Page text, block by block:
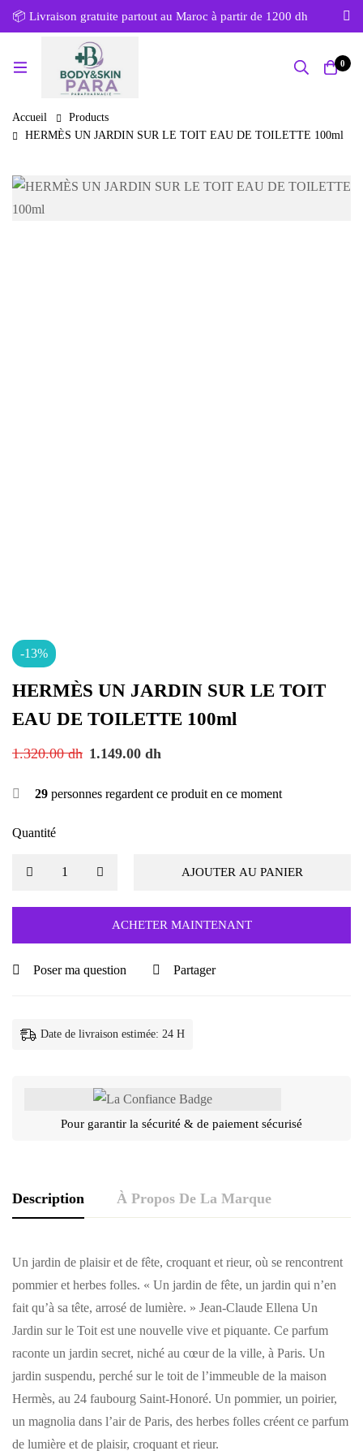
📦 Livraison gratuite partout au Maroc à partir de 1200 dh
0
Accueil
Products
HERMÈS UN JARDIN SUR LE TOIT EAU DE TOILETTE 100ml
-13%
HERMÈS UN JARDIN SUR LE TOIT
EAU DE TOILETTE 100ml
1.320.00dh 1.149.00 dh
29 personnes regardent ce produit en ce moment
Quantité
AJOUTER AU PANIER
ACHETER MAINTENANT
Poser ma question Partager
Date de livraison estimée: 24 H
Pour garantir la sécurité & de paiement sécurisé
Description À Propos De La Marque
Un jardin de plaisir et de fête, croquant et rieur, où se rencontrent
pommier et herbes folles. « Un jardin de fête, un jardin qui n’en
fait qu’à sa tête, arrosé de lumière. » Jean-Claude Ellena Un
Jardin sur le Toit est une nouvelle vive et piquante. Ce parfum
raconte un jardin secret, niché au cœur de la ville, à Paris. Un
jardin suspendu, perché sur le toit de l’immeuble de la maison
Hermès, au 24 faubourg Saint-Honoré. Un pommier, un poirier,
un magnolia dans l’air de Paris, des herbes folles créent ce parfum
de lumière et de plaisir, croquant et rieur.